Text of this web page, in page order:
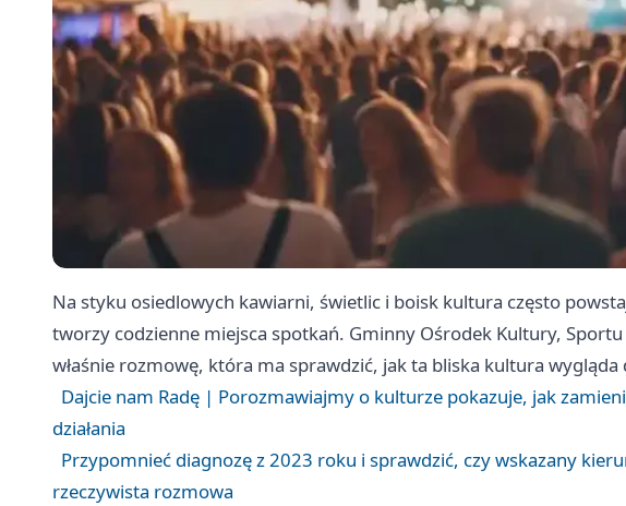
Na styku osiedlowych kawiarni, świetlic i boisk kultura często
tworzy codzienne miejsca spotkań. Gminny Ośrodek Kultury, Sportu
właśnie rozmowę, która ma sprawdzić, jak ta bliska kultura
Dajcie nam Radę | Porozmawiajmy o kulturze pokazuje, jak
działania
Przypomnieć diagnozę z 2023 roku i sprawdzić, czy wskazany
rzeczywista rozmowa